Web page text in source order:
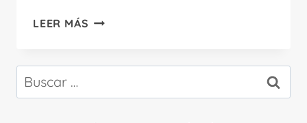
LEER MÁS SAN
Y
PROTECTOR
Buscar: